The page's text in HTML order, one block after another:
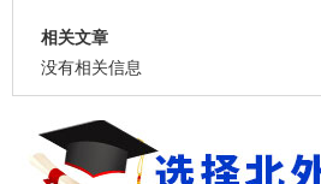
相关文章
没有相关信息